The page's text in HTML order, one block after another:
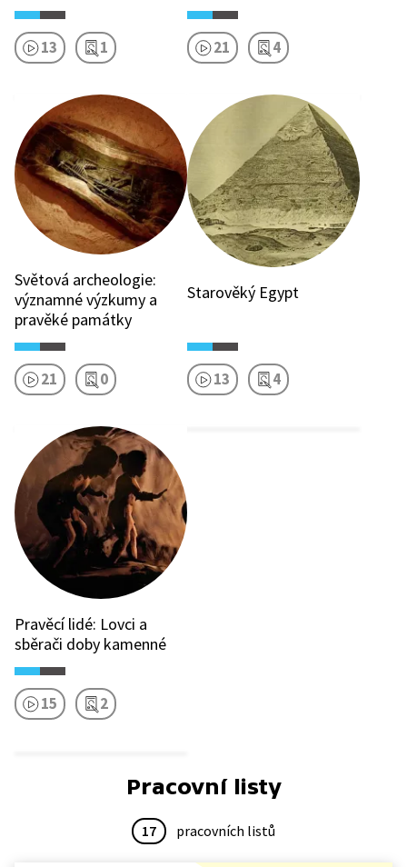
13 1 21 4
Světová archeologie:
významné výzkumy a
pravěké památky
21 0
Starověký Egypt
13 4
Pravěcí lidé: Lovci a
sběrači doby kamenné
15 2
Pracovní listy
17 pracovních listů